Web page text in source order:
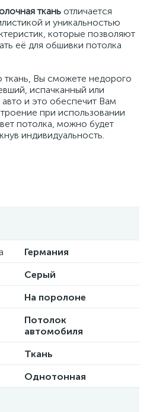
ткань отличается
и уникальностью
которые позволяют
её для обшивки потолка
ткань, Вы сможете недорого
испачканный или
и это обеспечит Вам
при использовании
потолка, можно будет
индивидуальность.
Германия
Серый
На поролоне
Потолок
автомобиля
Ткань
Однотонная